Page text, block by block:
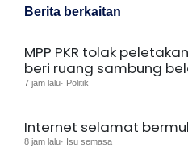
Berita berkaitan
MPP PKR tolak
beri ruang sambung
7 jam lalu· Politik
Internet selamat
8 jam lalu· Isu semasa